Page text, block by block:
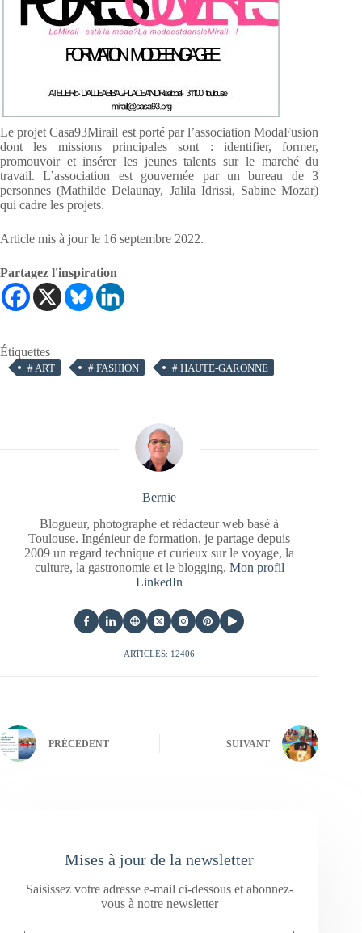
Le projet Casa93Mirail est porté par l’association ModaFusion
dont les missions principales sont : identifier, former,
promouvoir et insérer les jeunes talents sur le marché du
travail. L’association est gouvernée par un bureau de 3
personnes (Mathilde Delaunay, Jalila Idrissi, Sabine Mozar)
qui cadre les projets.
Article mis à jour le 16 septembre 2022.
Partagez l'inspiration
Étiquettes
# ART # FASHION # HAUTE-GARONNE
Bernie
Blogueur, photographe et rédacteur web basé à
Toulouse. Ingénieur de formation, je partage depuis
2009 un regard technique et curieux sur le voyage, la
culture, la gastronomie et le blogging. Mon profil
LinkedIn
ARTICLES: 12406
PRÉCÉDENT SUIVANT
Mises à jour de la newsletter
Saisissez votre adresse e-mail ci-dessous et abonnez-
vous à notre newsletter